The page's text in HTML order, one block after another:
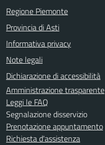
Regione Piemonte
Provincia di Asti
Informativa privacy
Note legali
Dichiarazione di accessibilità
Amministrazione trasparente
Leggi le FAQ
Segnalazione disservizio
Prenotazione appuntamento
Richiesta d'assistenza